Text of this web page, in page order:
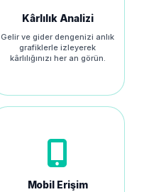
Kârlılık Analizi
Gelir ve gider dengenizi anlık
grafiklerle izleyerek
kârlılığınızı her an görün.
Mobil Erişim